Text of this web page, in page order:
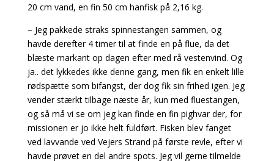
20 cm vand, en fin 50 cm hanfisk på 2,16 kg.
– Jeg pakkede straks spinnestangen sammen, og
havde derefter 4 timer til at finde en på flue, da det
blæste markant op dagen efter med rå vestenvind. Og
ja.. det lykkedes ikke denne gang, men fik en enkelt lille
rødspætte som bifangst, der dog fik sin frihed igen. Jeg
vender stærkt tilbage næste år, kun med fluestangen,
og så må vi se om jeg kan finde en fin pighvar der, for
missionen er jo ikke helt fuldført. Fisken blev fanget
ved lavvande ved Vejers Strand på første revle, efter vi
havde prøvet en del andre spots. Jeg vil gerne tilmelde